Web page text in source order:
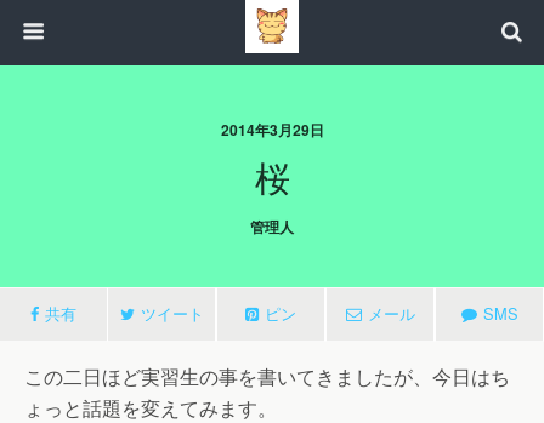
2014年3月29日
桜
管理人
共有 ツイート ピン メール SMS
この二日ほど実習生の事を書いてきましたが、今日はち
ょっと話題を変えてみます。